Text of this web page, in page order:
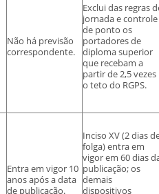
Não há previsão
correspondente.
Exclui das regras
jornada e controle
de ponto os
portadores de
diploma superior
que recebam a
partir de 2,5 vezes
o teto do RGPS.
Entra em vigor 10
anos após a data
de publicação.
Inciso XV (2 dias
folga) entra em
vigor em 60 dias
publicação; os
demais
dispositivos